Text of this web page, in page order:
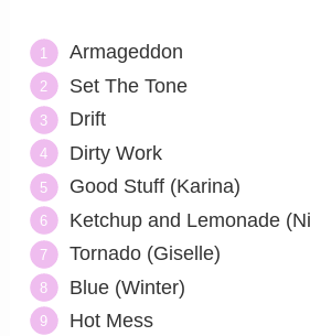
Armageddon
Set The Tone
Drift
Dirty Work
Good Stuff (Karina)
Ketchup and Lemonade
Tornado (Giselle)
Blue (Winter)
Hot Mess